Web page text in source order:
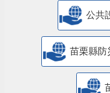
公共
苗栗縣防